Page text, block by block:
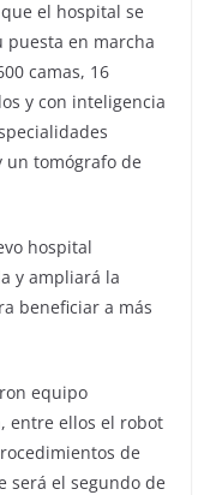
el hospital se
en marcha
camas, 16
y con inteligencia
un tomógrafo de
hospital
y ampliará la
beneficiar a más
equipo
entre ellos el robot
de
será el segundo de